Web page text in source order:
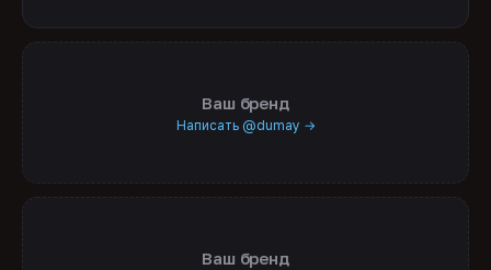
Ваш бренд
Написать @dumay →
Ваш бренд